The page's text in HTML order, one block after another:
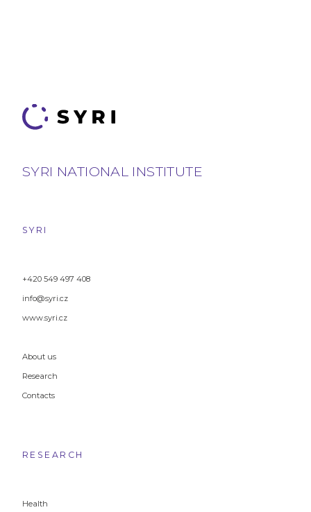
SYRI NATIONAL INSTITUTE
SYRI
+420 549 497 408
info@syri.cz
www.syri.cz
About us
Research
Contacts
RESEARCH
Health